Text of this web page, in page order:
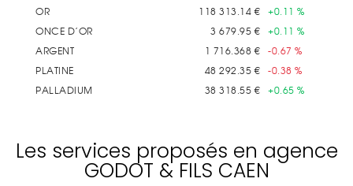
Les services proposés en agence
GODOT & FILS CAEN